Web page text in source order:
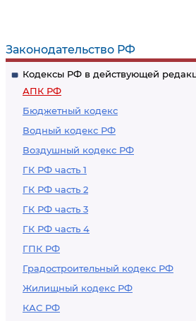
Законодательство РФ
Кодексы РФ в действующей
АПК РФ
Бюджетный кодекс
Водный кодекс РФ
Воздушный кодекс РФ
ГК РФ часть 1
ГК РФ часть 2
ГК РФ часть 3
ГК РФ часть 4
ГПК РФ
Градостроительный кодекс РФ
Жилищный кодекс РФ
КАС РФ